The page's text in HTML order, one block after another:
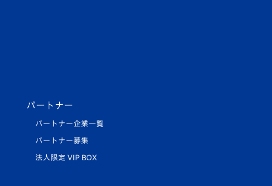
パートナー
パートナー企業一覧
パートナー募集
法人限定 VIP BOX